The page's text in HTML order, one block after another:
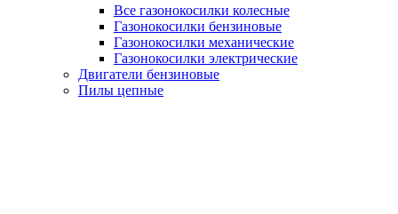
Все газонокосилки колесные
Газонокосилки бензиновые
Газонокосилки механические
Газонокосилки электрические
Двигатели бензиновые
Пилы цепные